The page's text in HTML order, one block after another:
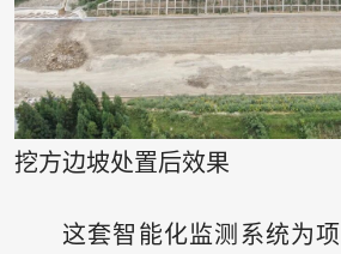
挖方边坡处置后效果
这套智能化监测系统为